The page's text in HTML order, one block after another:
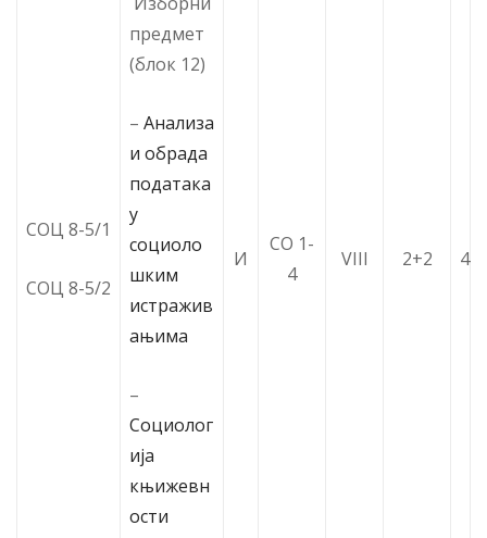
СОЦ 8-5/1
СОЦ 8-5/2
предмет
(блок 12)
– Анализа
и обрада
података
у
социоло
шким
истражив
ањима
–
Социолог
ија
књижевн
ости
И
СО 1-
4
VIII 2+2 4